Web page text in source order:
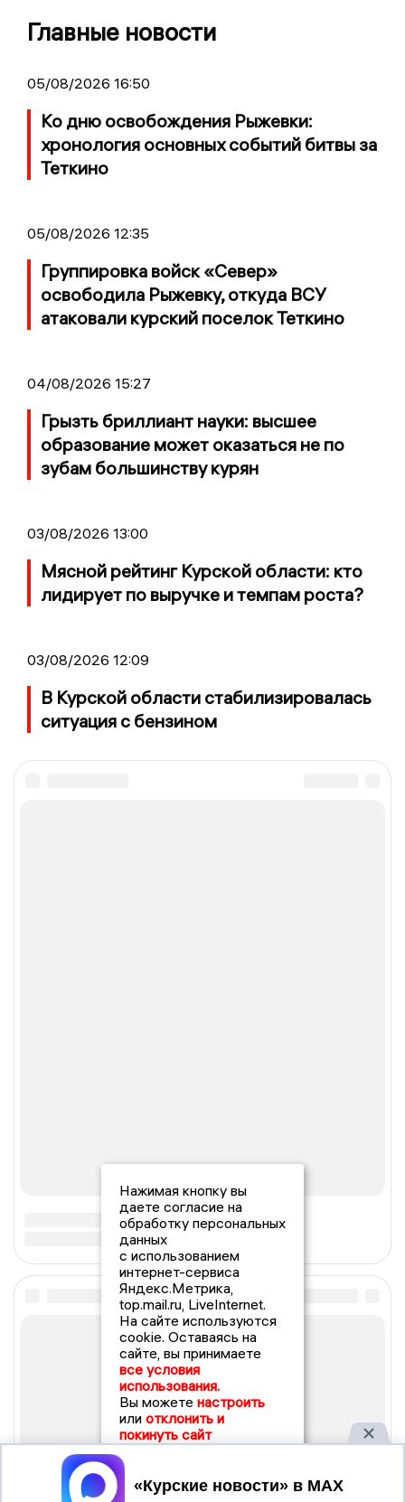
Главные новости
05/08/2026 16:50
Ко дню освобождения Рыжевки:
хронология основных событий битвы за
Теткино
05/08/2026 12:35
Группировка войск «Север»
освободила Рыжевку, откуда ВСУ
атаковали курский поселок Теткино
04/08/2026 15:27
Грызть бриллиант науки: высшее
образование может оказаться не по
зубам большинству курян
03/08/2026 13:00
Мясной рейтинг Курской области: кто
лидирует по выручке и темпам роста?
03/08/2026 12:09
В Курской области стабилизировалась
ситуация с бензином
Нажимая кнопку вы
даете согласие на
обработку персональных
данных
с использованием
интернет-сервиса
Яндекс.Метрика,
top.mail.ru, LiveInternet.
На сайте используются
cookie. Оставаясь на
сайте, вы принимаете
все условия
использования.
Вы можете настроить
или отклонить и
покинуть сайт
Принять